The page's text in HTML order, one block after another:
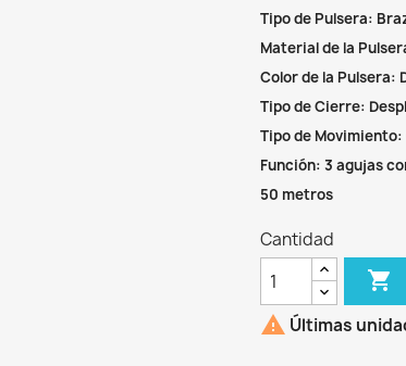
Tipo de Pulsera:
Material de la
Color de la Pulsera:
Tipo de Cierre:
Tipo de
Función: 3 agujas
50 metros
Cantidad

 Últimas